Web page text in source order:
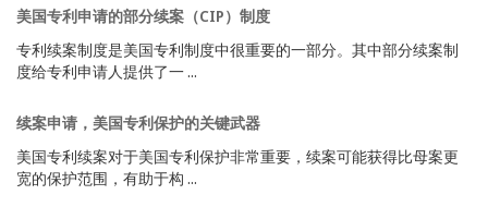
美国专利申请的部分续案（CIP）制度
专利续案制度是美国专利制度中很重要的一部分。其中部分续案制
度给专利申请人提供了一 ...
续案申请，美国专利保护的关键武器
美国专利续案对于美国专利保护非常重要，续案可能获得比母案更
宽的保护范围，有助于构 ...